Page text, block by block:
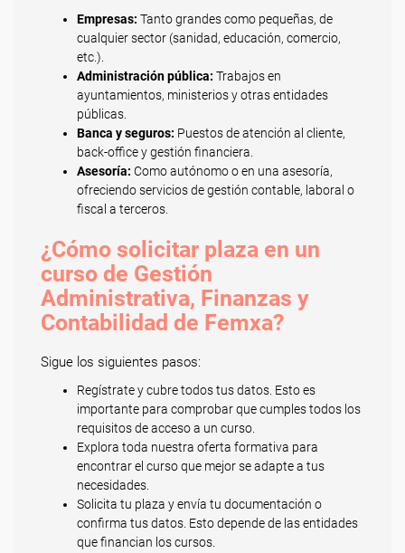
Empresas: Tanto grandes como pequeñas, de
cualquier sector (sanidad, educación, comercio,
etc.).
Administración pública: Trabajos en
ayuntamientos, ministerios y otras entidades
públicas.
Banca y seguros: Puestos de atención al cliente,
back-office y gestión financiera.
Asesoría: Como autónomo o en una asesoría,
ofreciendo servicios de gestión contable, laboral o
fiscal a terceros.
¿Cómo solicitar plaza en un
curso de Gestión
Administrativa, Finanzas y
Contabilidad de Femxa?
Sigue los siguientes pasos:
Regístrate y cubre todos tus datos. Esto es
importante para comprobar que cumples todos los
requisitos de acceso a un curso.
Explora toda nuestra oferta formativa para
encontrar el curso que mejor se adapte a tus
necesidades.
Solicita tu plaza y envía tu documentación o
confirma tus datos. Esto depende de las entidades
que financian los cursos.